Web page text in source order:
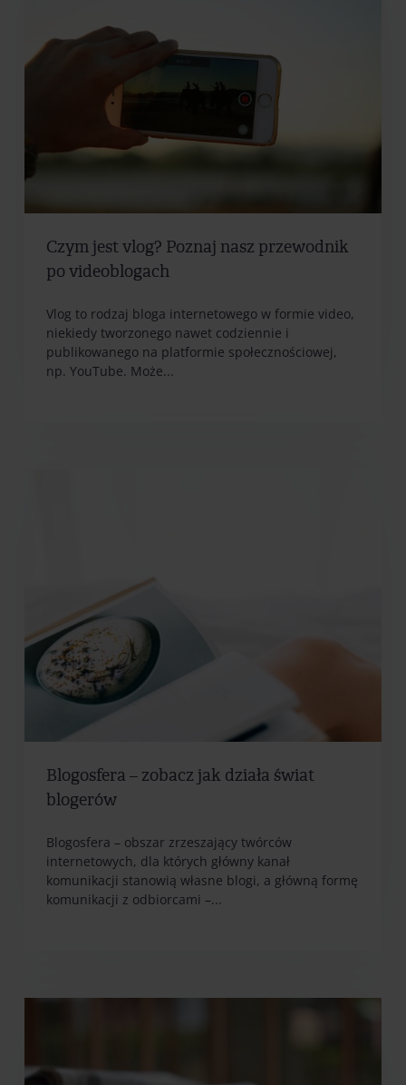
Czym jest vlog? Poznaj nasz przewodnik
po videoblogach
Vlog to rodzaj bloga internetowego w formie video,
niekiedy tworzonego nawet codziennie i
publikowanego na platformie społecznościowej,
np. YouTube. Może...
Blogosfera – zobacz jak działa świat
blogerów
Blogosfera – obszar zrzeszający twórców
internetowych, dla których główny kanał
komunikacji stanowią własne blogi, a główną formę
komunikacji z odbiorcami –...